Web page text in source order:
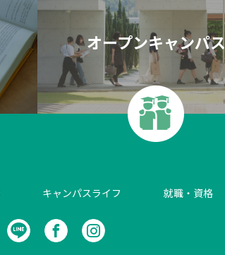
オープンキャンパス
キャンパスライフ 就職・資格